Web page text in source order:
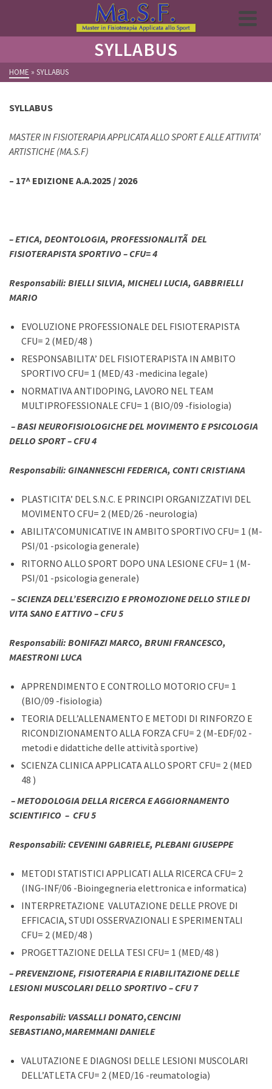
SYLLABUS
HOME » SYLLABUS
SYLLABUS
MASTER IN FISIOTERAPIA APPLICATA ALLO SPORT E ALLE ATTIVITA’
ARTISTICHE (MA.S.F)
– 17^ EDIZIONE A.A.2025 / 2026
–ETICA, DEONTOLOGIA, PROFESSIONALITÃ DEL
FISIOTERAPISTA SPORTIVO – CFU= 4
Responsabili: BIELLI SILVIA, MICHELI LUCIA, GABBRIELLI
MARIO
EVOLUZIONE PROFESSIONALE DEL FISIOTERAPISTA
CFU= 2 (MED/48 )
RESPONSABILITA’ DEL FISIOTERAPISTA IN AMBITO
SPORTIVO CFU= 1 (MED/43 -medicina legale)
NORMATIVA ANTIDOPING, LAVORO NEL TEAM
MULTIPROFESSIONALE CFU= 1 (BIO/09 -fisiologia)
–BASI NEUROFISIOLOGICHE DEL MOVIMENTO E PSICOLOGIA
DELLO SPORT – CFU 4
Responsabili: GINANNESCHI FEDERICA, CONTI CRISTIANA
PLASTICITA’ DEL S.N.C. E PRINCIPI ORGANIZZATIVI DEL
MOVIMENTO CFU= 2 (MED/26 -neurologia)
ABILITA’COMUNICATIVE IN AMBITO SPORTIVO CFU= 1 (M-
PSI/01 -psicologia generale)
RITORNO ALLO SPORT DOPO UNA LESIONE CFU= 1 (M-
PSI/01 -psicologia generale)
–SCIENZA DELL’ESERCIZIO E PROMOZIONE DELLO STILE DI
VITA SANO E ATTIVO – CFU 5
Responsabili: BONIFAZI MARCO, BRUNI FRANCESCO,
MAESTRONI LUCA
APPRENDIMENTO E CONTROLLO MOTORIO CFU= 1
(BIO/09 -fisiologia)
TEORIA DELL’ALLENAMENTO E METODI DI RINFORZO E
RICONDIZIONAMENTO ALLA FORZA CFU= 2 (M-EDF/02 -
metodi e didattiche delle attività sportive)
SCIENZA CLINICA APPLICATA ALLO SPORT CFU= 2 (MED
48 )
–METODOLOGIA DELLA RICERCA E AGGIORNAMENTO
SCIENTIFICO – CFU 5
Responsabili: CEVENINI GABRIELE, PLEBANI GIUSEPPE
METODI STATISTICI APPLICATI ALLA RICERCA CFU= 2
(ING-INF/06 -Bioingegneria elettronica e informatica)
INTERPRETAZIONE VALUTAZIONE DELLE PROVE DI
EFFICACIA, STUDI OSSERVAZIONALI E SPERIMENTALI
CFU= 2 (MED/48 )
PROGETTAZIONE DELLA TESI CFU= 1 (MED/48 )
–PREVENZIONE, FISIOTERAPIA E RIABILITAZIONE DELLE
LESIONI MUSCOLARI DELLO SPORTIVO – CFU 7
Responsabili: VASSALLI DONATO,CENCINI
SEBASTIANO,MAREMMANI DANIELE
VALUTAZIONE E DIAGNOSI DELLE LESIONI MUSCOLARI
DELL’ATLETA CFU= 2 (MED/16 -reumatologia)